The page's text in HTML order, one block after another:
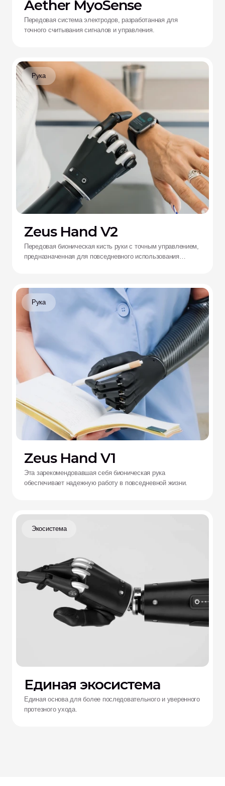
Aether MyoSense
Передовая система электродов, разработанная для
точного считывания сигналов и управления.
Рука
Zeus Hand V2
Передовая бионическая кисть руки с точным управлением,
предназначенная для повседневного использования
Рука
Zeus Hand V1
Эта зарекомендовавшая себя бионическая рука
обеспечивает надежную работу в повседневной жизни.
Экосистема
Единая экосистема
Единая основа для более последовательного и уверенного
протезного ухода.